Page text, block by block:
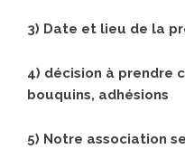
3) Date et lieu de la
4) décision à prendre
bouquins, adhésions
5) Notre association